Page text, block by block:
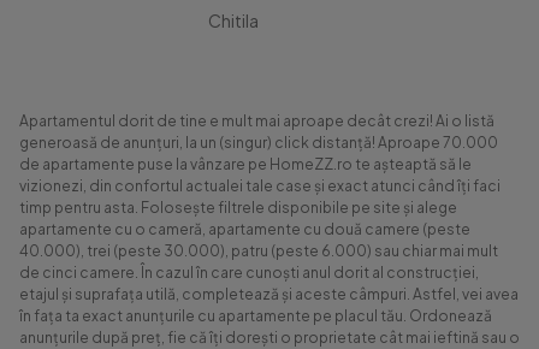
Chitila
Apartamentul dorit de tine e mult mai aproape decât crezi! Ai o listă
generoasă de anunțuri, la un (singur) click distanță! Aproape 70.000
de apartamente puse la vânzare pe HomeZZ.ro te așteaptă să le
vizionezi, din confortul actualei tale case și exact atunci când îți faci
timp pentru asta. Folosește filtrele disponibile pe site și alege
apartamente cu o cameră, apartamente cu două camere (peste
40.000), trei (peste 30.000), patru (peste 6.000) sau chiar mai mult
de cinci camere. În cazul în care cunoști anul dorit al construcției,
etajul și suprafața utilă, completează și aceste câmpuri. Astfel, vei avea
în fața ta exact anunțurile cu apartamente pe placul tău. Ordonează
anunțurile după preț, fie că îți dorești o proprietate cât mai ieftină sau o